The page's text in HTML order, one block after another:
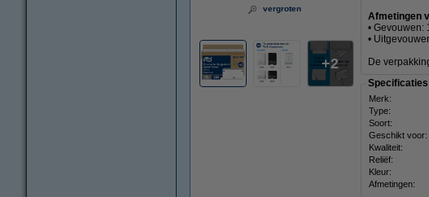
vergroten
2
Afmetingen
• Gevouwen:
•
De
Specificaties
Merk:
Type:
Soort:
Geschikt voor:
Kwaliteit:
Reliëf:
Kleur:
Afmetingen: